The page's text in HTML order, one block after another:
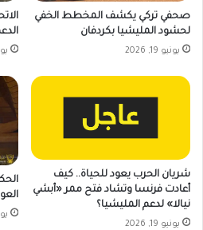
صحفي تركي يكشف المخطط الخفي
لحشود المليشيا بكردفان
يونيو 19, 2026
شريان الحرب يعود للحياة.. كيف
أعادت فرنسا وتشاد فتح ممر «أبشي
نيالا» لدعم المليشيا؟
يونيو 19, 2026